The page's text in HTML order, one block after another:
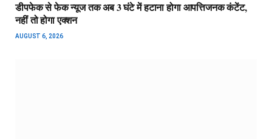
डीपफेक से फेक न्यूज तक अब 3 घंटे में हटाना होगा आपत्तिजनक कंटेंट,
नहीं तो होगा एक्शन
AUGUST 6, 2026